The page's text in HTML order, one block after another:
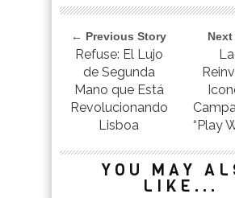
← Previous Story
Refuse: El Lujo
de Segunda
Mano que Está
Revolucionando
Lisboa
“Play
YOU MAY
LIKE...